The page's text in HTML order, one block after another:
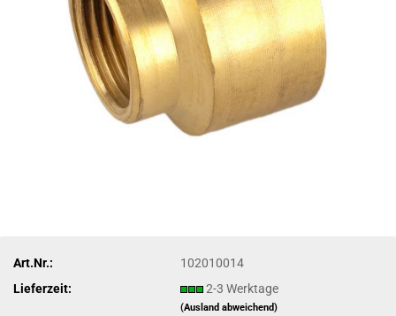
Art.Nr.:
102010014
Lieferzeit:
2-3 Werktage
(Ausland abweichend)